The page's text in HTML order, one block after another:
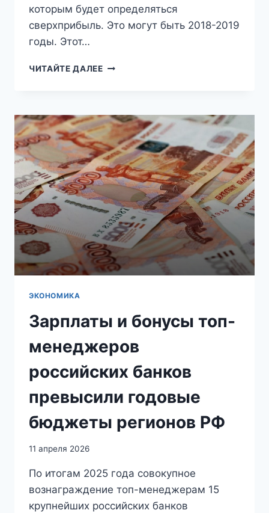
которым будет определяться
сверхприбыль. Это могут быть 2018-2019
годы. Этот…
ЧИТАЙТЕ ДАЛЕЕСВЕРХПРИБЫЛЬНЫЕ
ПОДЕЛИТЬСЯ
С
БЮДЖЕТОМ
ЭКОНОМИКА
Зарплаты и бонусы топ-
менеджеров
российских банков
превысили годовые
бюджеты регионов РФ
11 апреля 2026
По итогам 2025 года совокупное
вознаграждение топ-менеджерам 15
крупнейших российских банков